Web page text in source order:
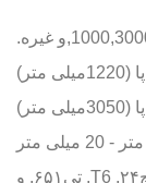
خلق و خوی: O, H18, H14, H22, اچ۲۴, T6, تی۶۵۱, و